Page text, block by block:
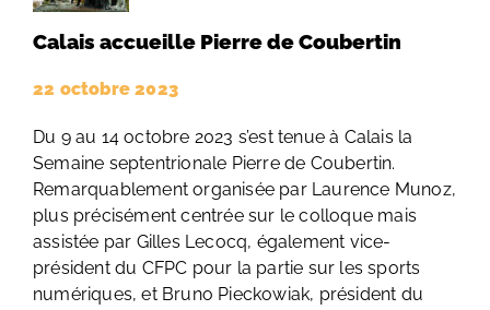
Calais accueille Pierre de Coubertin
22 octobre 2023
Du 9 au 14 octobre 2023 s’est tenue à Calais la
Semaine septentrionale Pierre de Coubertin.
Remarquablement organisée par Laurence Munoz,
plus précisément centrée sur le colloque mais
assistée par Gilles Lecocq, également vice-
président du CFPC pour la partie sur les sports
numériques, et Bruno Pieckowiak, président du